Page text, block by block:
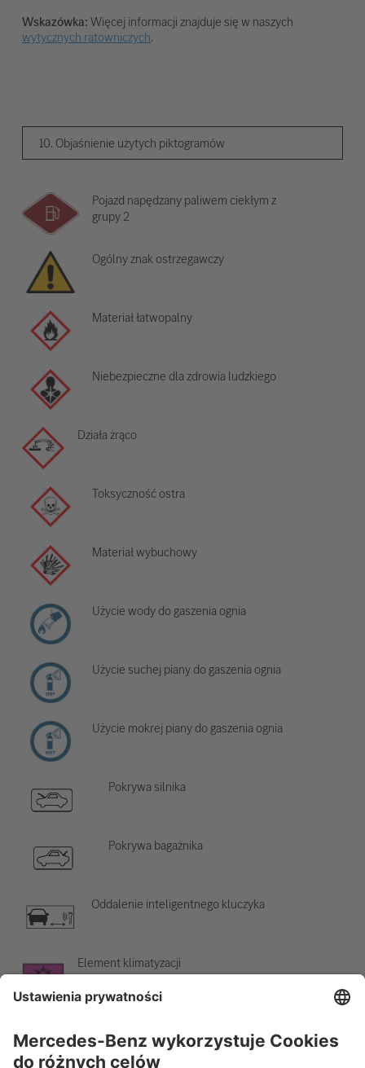
Wskazówka:Więcej informacji znajduje się w naszych
wytycznych ratowniczych.
10. Objaśnienie użytych piktogramów
Pojazd napędzany paliwem ciekłym z
grupy 2
Ogólny znak ostrzegawczy
Materiał łatwopalny
Niebezpieczne dla zdrowia ludzkiego
Działa żrąco
Toksyczność ostra
Materiał wybuchowy
Użycie wody do gaszenia ognia
Użycie suchej piany do gaszenia ognia
Użycie mokrej piany do gaszenia ognia
Pokrywa silnika
Pokrywa bagażnika
Oddalenie inteligentnego kluczyka
Element klimatyzacji